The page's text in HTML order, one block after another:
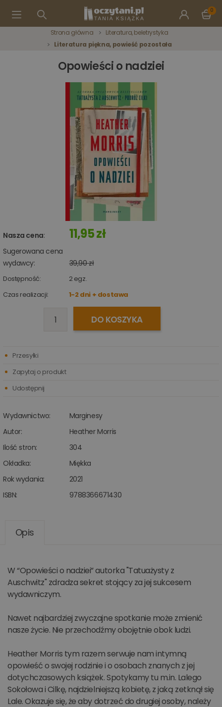
0
Strona główna
Literatura, beletrystyka
Literatura piękna, powieść pozostała
Opowieści o nadziei
Nasza cena: 11,95 zł
Sugerowana cena
wydawcy:
39,90 zł
Dostępność: 2egz.
Czas realizacji:
1-2 dni + dostawa
DO KOSZYKA
Wydawnictwo:
Marginesy
Autor:
Heather Morris
Ilość stron:
304
Okładka:
Miękka
Rok wydania:
2021
ISBN:
9788366671430
Przesyłki
Zapytaj o produkt
Udostępnij
Opis
W “Opowieści o nadziei” autorka "Tatuażysty z
Auschwitz" zdradza sekret stojący za jej sukcesem
wydawniczym.
Nawet najbardziej zwyczajne spotkanie może zmienić
nasze życie. Nie przechodźmy obojętnie obok ludzi.
Heather Morris tym razem serwuje nam intymną
opowieść o swojej rodzinie i o osobach znanych z jej
dotychczasowych książek. Spotykamy tu m.in. Lalego
Sokołowa i Cilkę, najdzielniejszą kobietę, z jaką zetknął się
Lale. Okazuje się, że aby dotrzeć do drugiej osoby, należy